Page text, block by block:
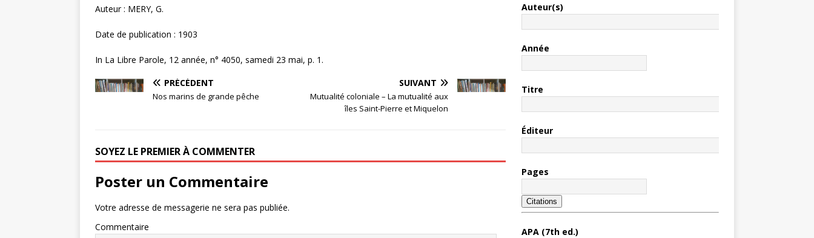
Auteur : MERY, G.
Date de publication : 1903
In La Libre Parole, 12 année, n° 4050, samedi 23 mai, p. 1.
PRÉCÉDENT
Nos marins de grande pêche
SUIVANT
Mutualité coloniale – La mutualité aux
îles Saint-Pierre et Miquelon
SOYEZ LE PREMIER À COMMENTER
Poster un Commentaire
Votre adresse de messagerie ne sera pas publiée.
Commentaire
Auteur(s)
Année
Titre
Éditeur
Pages
Citations
APA (7th ed.)